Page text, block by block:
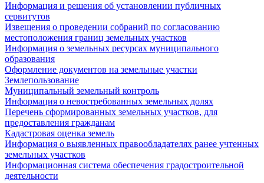
Информация и решения об установлении публичных
сервитутов
Извещения о проведении собраний по согласованию
местоположения границ земельных участков
Информация о земельных ресурсах муниципального
образования
Оформление документов на земельные участки
Землепользование
Муниципальный земельный контроль
Информация о невостребованных земельных долях
Перечень сформированных земельных участков, для
предоставления гражданам
Кадастровая оценка земель
Информация о выявленных правообладателях ранее учтенных
земельных участков
Информационная система обеспечения градостроительной
деятельности